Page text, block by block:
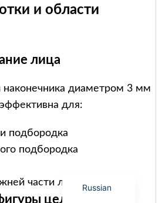
и области
лица
наконечника диаметром 3 мм
для:
подбородка
подбородка
части лица
целиком
Russian
Japanese
Arabic